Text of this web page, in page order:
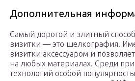
Дополнительная
Самый дорогой и элитный
визитки — это шелкография.
визитки аксессуаром и
на любых материалах. Среди
технологий особой